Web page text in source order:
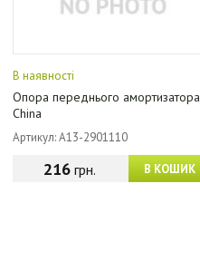
В наявності
Опора переднього амортизатора
China
Артикул: A13-2901110
В КОШИК
216грн.